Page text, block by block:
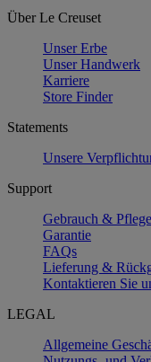
Über Le Creuset
Unser Erbe
Unser Handwerk
Karriere
Store Finder
Statements
Unsere
Support
Gebrauch & Pflege
Garantie
FAQs
Lieferung &
Kontaktieren Sie
LEGAL
Allgemeine